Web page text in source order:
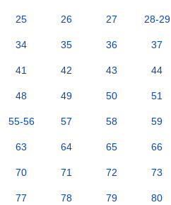
25 26 27 28-29
34 35 36 37
41 42 43 44
48 49 50 51
55-56 57 58 59
63 64 65 66
70 71 72 73
77 78 79 80